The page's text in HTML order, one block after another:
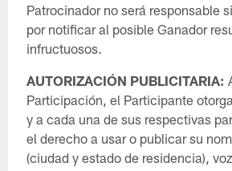
Patrocinador no será responsable
por notificar al posible Ganador
infructuosos.
AUTORIZACIÓN PUBLICITARIA:
Participación, el Participante
y a cada una de sus respectivas
el derecho a usar o publicar su
(ciudad y estado de residencia),